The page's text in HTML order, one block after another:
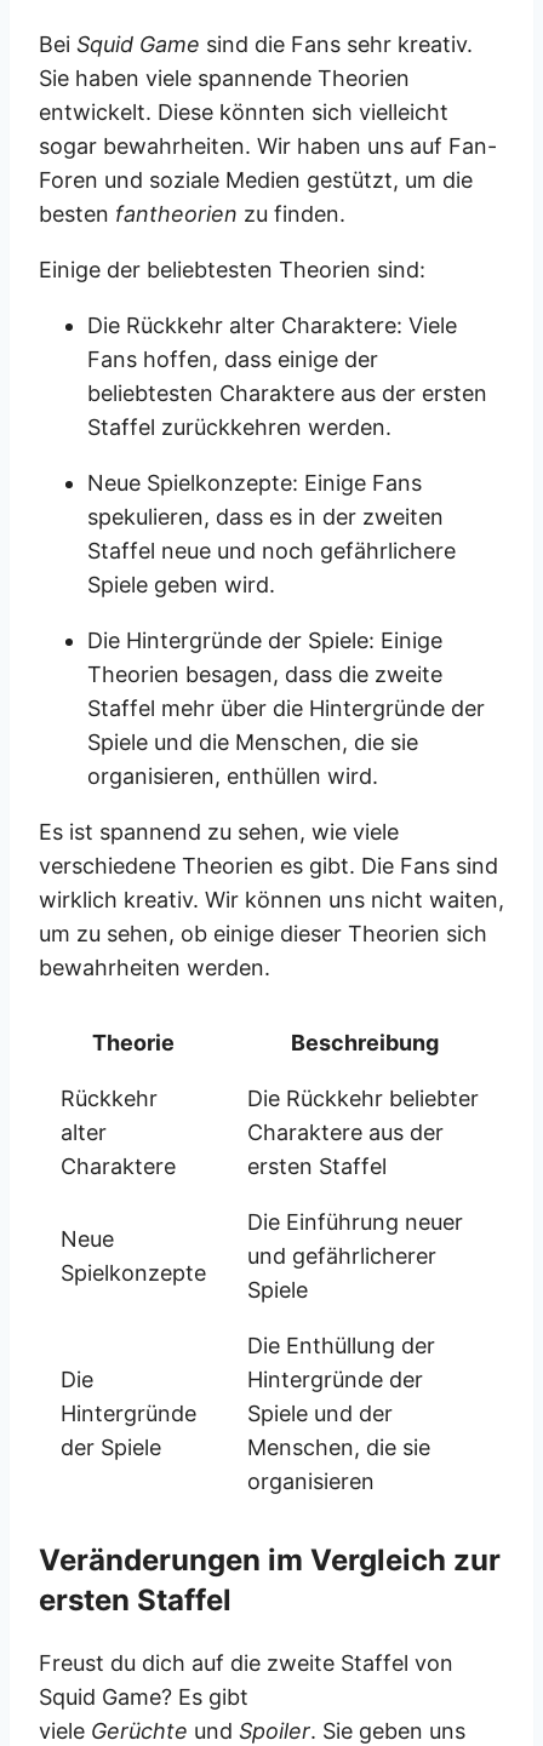
Bei Squid Game sind die Fans sehr kreativ.
Sie haben viele spannende Theorien
entwickelt. Diese könnten sich vielleicht
sogar bewahrheiten. Wir haben uns auf Fan-
Foren und soziale Medien gestützt, um die
besten fantheorien zu finden.
Einige der beliebtesten Theorien sind:
Die Rückkehr alter Charaktere: Viele
Fans hoffen, dass einige der
beliebtesten Charaktere aus der ersten
Staffel zurückkehren werden.
Neue Spielkonzepte: Einige Fans
spekulieren, dass es in der zweiten
Staffel neue und noch gefährlichere
Spiele geben wird.
Die Hintergründe der Spiele: Einige
Theorien besagen, dass die zweite
Staffel mehr über die Hintergründe der
Spiele und die Menschen, die sie
organisieren, enthüllen wird.
Es ist spannend zu sehen, wie viele
verschiedene Theorien es gibt. Die Fans sind
wirklich kreativ. Wir können uns nicht waiten,
um zu sehen, ob einige dieser Theorien sich
bewahrheiten werden.
Theorie Beschreibung
Rückkehr
alter
Charaktere
Die Rückkehr beliebter
Charaktere aus der
ersten Staffel
Neue
Spielkonzepte
Die Einführung neuer
und gefährlicherer
Spiele
Die
Hintergründe
der Spiele
Die Enthüllung der
Hintergründe der
Spiele und der
Menschen, die sie
organisieren
Veränderungen im Vergleich zur
ersten Staffel
Freust du dich auf die zweite Staffel von
Squid Game? Es gibt
viele Gerüchte und Spoiler. Sie geben uns